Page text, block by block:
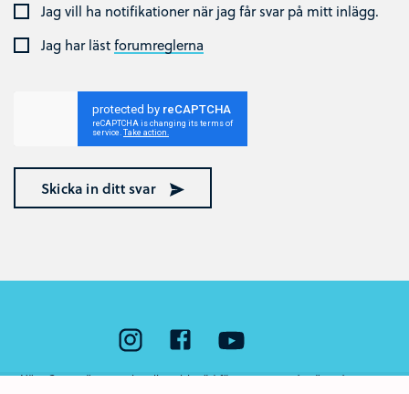
Jag vill ha notifikationer när jag får svar på mitt inlägg.
Jag har lästforumreglerna
Skicka in ditt svar
Nära Cancer är ett nationellt webbstöd för unga som står nära någon som